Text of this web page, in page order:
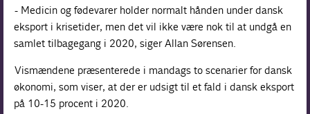
- Medicin og fødevarer holder normalt hånden under dansk
eksport i krisetider, men det vil ikke være nok til at undgå en
samlet tilbagegang i 2020, siger Allan Sørensen.
Vismændene præsenterede i mandags to scenarier for dansk
økonomi, som viser, at der er udsigt til et fald i dansk eksport
på 10-15 procent i 2020.